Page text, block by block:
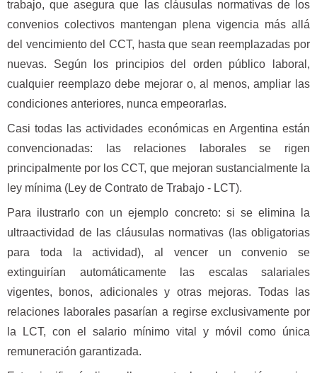
trabajo, que asegura que las cláusulas normativas de los
convenios colectivos mantengan plena vigencia más allá
del vencimiento del CCT, hasta que sean reemplazadas por
nuevas. Según los principios del orden público laboral,
cualquier reemplazo debe mejorar o, al menos, ampliar las
condiciones anteriores, nunca empeorarlas.
Casi todas las actividades económicas en Argentina están
convencionadas: las relaciones laborales se rigen
principalmente por los CCT, que mejoran sustancialmente la
ley mínima (Ley de Contrato de Trabajo - LCT).
Para ilustrarlo con un ejemplo concreto: si se elimina la
ultraactividad de las cláusulas normativas (las obligatorias
para toda la actividad), al vencer un convenio se
extinguirían automáticamente las escalas salariales
vigentes, bonos, adicionales y otras mejoras. Todas las
relaciones laborales pasarían a regirse exclusivamente por
la LCT, con el salario mínimo vital y móvil como única
remuneración garantizada.